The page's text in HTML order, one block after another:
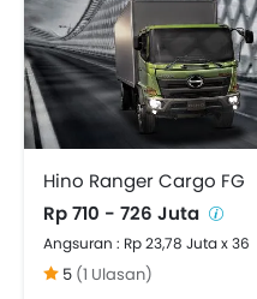
Hino Ranger Cargo FG
Rp 710 - 726 Juta
Angsuran : Rp 23,78 Juta x 36
5 (1 Ulasan)